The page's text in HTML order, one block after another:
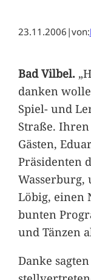
23.11.2006 |von:
Bad Vilbel.
danken
Spiel- und
Straße.
Gästen,
Präsidenten
Wasserburg,
Löbig, einen
bunten
und Tänzen
Danke